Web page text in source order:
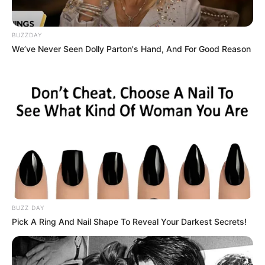
1 AUDE
2 STRONGER TOGETHER
5 MORMONA
6 ULTRASOUND
7 HAPPY HARRY
10 ERMELIE
11 EDZEL
12 BAMBAGIA
13 LERMA
15 TAMZARA
16 SMOOTHY
BUZZDAY
We’ve Never Seen Dolly Parton's Hand, And For Good Reason
BUZZ DAY
Pick A Ring And Nail Shape To Reveal Your Darkest Secrets!